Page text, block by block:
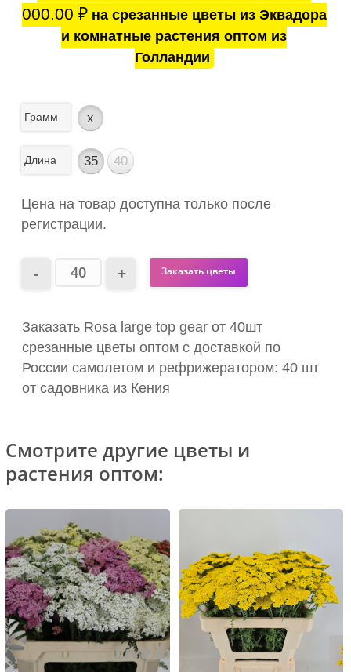
000.00 ₽на срезанные цветы из Эквадора
и комнатные растения оптом из
Голландии
Грамм x
Длина 35 40
Цена на товар доступна только после
регистрации.
Заказать цветы
Заказать Rosa large top gear от 40шт
срезанные цветы оптом с доставкой по
России самолетом и рефрижератором: 40 шт
от садовника из Кения
Смотрите другие цветы и
растения оптом: